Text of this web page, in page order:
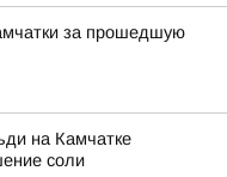
за прошедшую
на Камчатке
соли